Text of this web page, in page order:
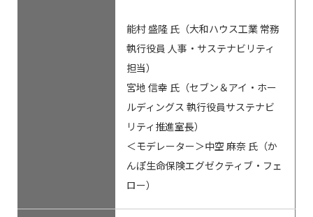
能村 盛隆 氏（大和ハウス工業 常務
執行役員 人事・サステナビリティ
担当）
宮地 信幸 氏（セブン＆アイ・ホー
ルディングス 執行役員サステナビ
リティ推進室長）
＜モデレーター＞中空 麻奈 氏（か
んぽ生命保険エグゼクティブ・フェ
ロー）